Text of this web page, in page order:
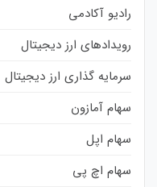
رادیو آکادمی
رویدادهای ارز دیجیتال
سرمایه گذاری ارز دیجیتال
سهام آمازون
سهام اپل
سهام اچ پی